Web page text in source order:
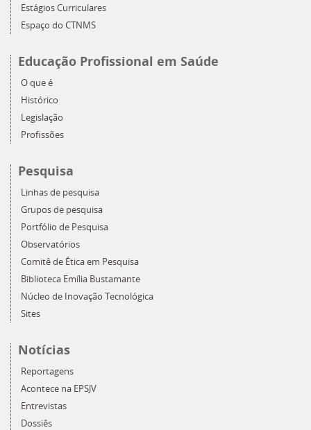
Estágios Curriculares
Espaço do CTNMS
Educação Profissional em Saúde
O que é
Histórico
Legislação
Profissões
Pesquisa
Linhas de pesquisa
Grupos de pesquisa
Portfólio de Pesquisa
Observatórios
Comitê de Ética em Pesquisa
Biblioteca Emília Bustamante
Núcleo de Inovação Tecnológica
Sites
Notícias
Reportagens
Acontece na EPSJV
Entrevistas
Dossiês